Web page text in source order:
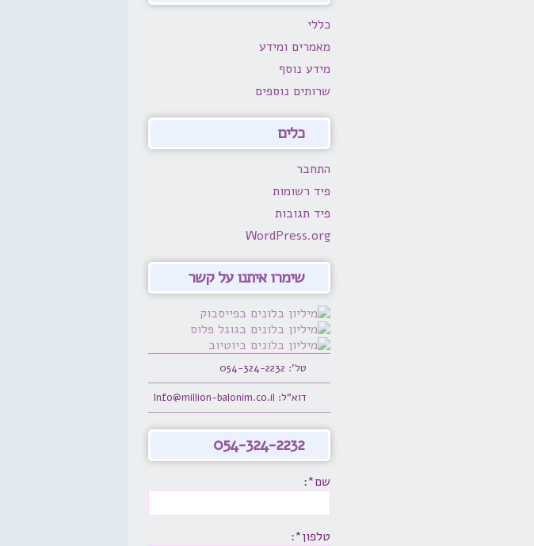
כללי
מאמרים ומידע
מידע נוסף
שרותים נוספים
כלים
התחבר
פיד רשומות
פיד תגובות
WordPress.org
שימרו איתנו על קשר
טל': 054-324-2232
דוא"ל: Info@million-balonim.co.il
054-324-2232
שם*:
טלפון*: